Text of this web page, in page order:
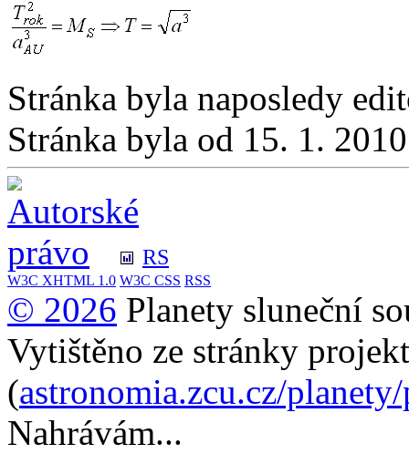
Stránka byla naposledy
Stránka byla od 15. 1.
RS
W3C XHTML 1.0 W3C CSS RSS
© 2026 Planety sluneční
Vytištěno ze stránky
(astronomia.zcu.cz/
Nahrávám...